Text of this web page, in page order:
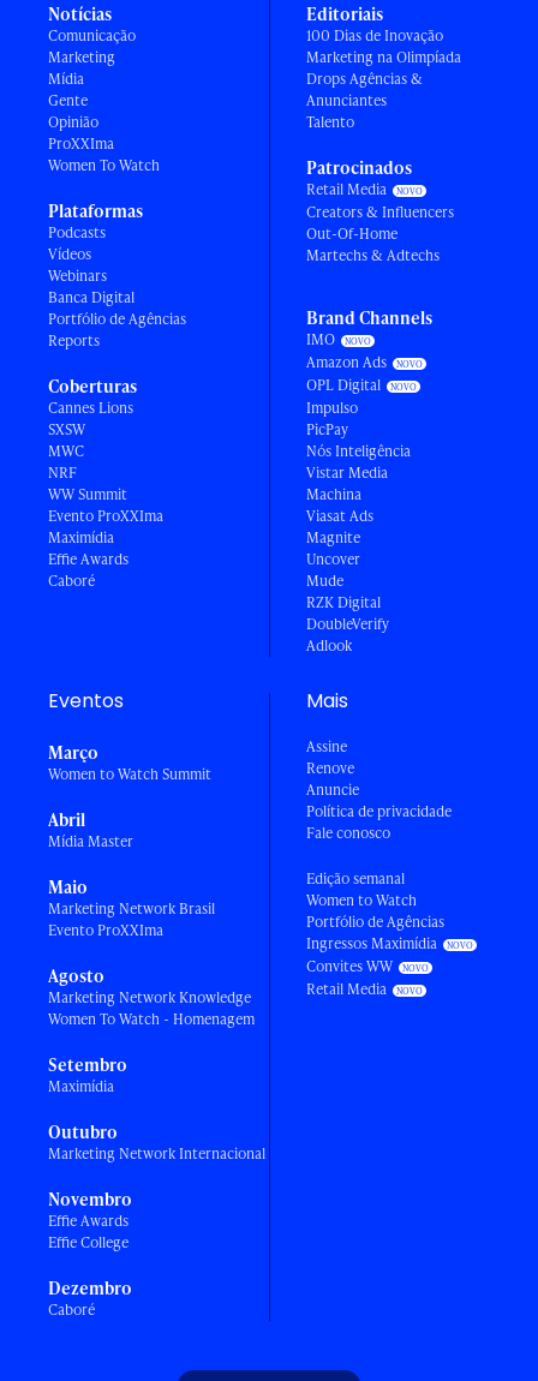
Notícias
Comunicação
Marketing
Mídia
Gente
Opinião
ProXXIma
Women To Watch
Plataformas
Podcasts
Vídeos
Webinars
Banca Digital
Portfólio de Agências
Reports
Coberturas
Cannes Lions
SXSW
MWC
NRF
WW Summit
Evento ProXXIma
Maximídia
Effie Awards
Caboré
Editoriais
100 Dias de Inovação
Marketing na Olimpíada
Drops Agências &
Anunciantes
Talento
Patrocinados
Retail Media
Creators & Influencers
Out-Of-Home
Martechs & Adtechs
Brand Channels
IMO
Amazon Ads
OPL Digital
Impulso
PicPay
Nós Inteligência
Vistar Media
Machina
Viasat Ads
Magnite
Uncover
Mude
RZK Digital
DoubleVerify
Adlook
Eventos
Março
Women to Watch Summit
Abril
Mídia Master
Maio
Marketing Network Brasil
Evento ProXXIma
Agosto
Marketing Network Knowledge
Women To Watch - Homenagem
Setembro
Maximídia
Outubro
Marketing Network Internacional
Novembro
Effie Awards
Effie College
Dezembro
Caboré
Mais
Assine
Renove
Anuncie
Política de privacidade
Fale conosco
Edição semanal
Women to Watch
Portfólio de Agências
Ingressos Maximídia
Convites WW
Retail Media